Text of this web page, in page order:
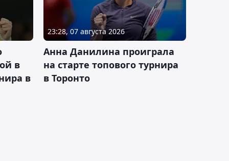
в
в
23:28, 07 августа 2026
Анна Данилина проиграла
на старте топового турнира
в Торонто